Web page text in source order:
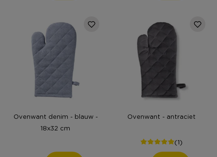
Ovenwant denim - blauw -
18x32 cm
Ovenwant - antraciet
(1)